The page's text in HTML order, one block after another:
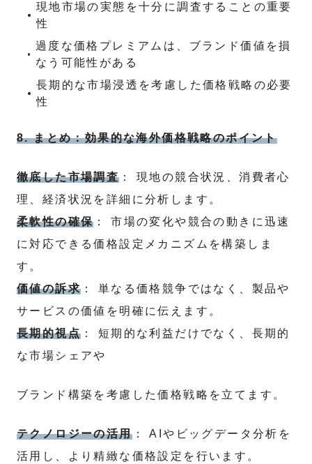
現地市場の実態を十分に調査することの重要
性
過度な価格プレミアムは、ブランド価値を損
なう可能性がある
長期的な市場浸透を考慮した価格戦略の必要
性
8. まとめ：効果的な海外価格戦略のポイント
徹底した市場調査 ： 現地の競合状況、消費者心
理、経済状況を詳細に分析します。
柔軟性の確保 ： 市場の変化や競合の動きに迅速
に対応できる価格設定メカニズムを構築しま
す。
価値の訴求 ： 単なる価格競争ではなく、製品や
サービスの価値を明確に伝えます。
長期的視点 ： 短期的な利益だけでなく、長期的
な市場シェアや
ブランド構築を考慮した価格戦略を立てます。
テクノロジーの活用： AIやビッグデータ分析を
活用し、より精緻な価格設定を行います。